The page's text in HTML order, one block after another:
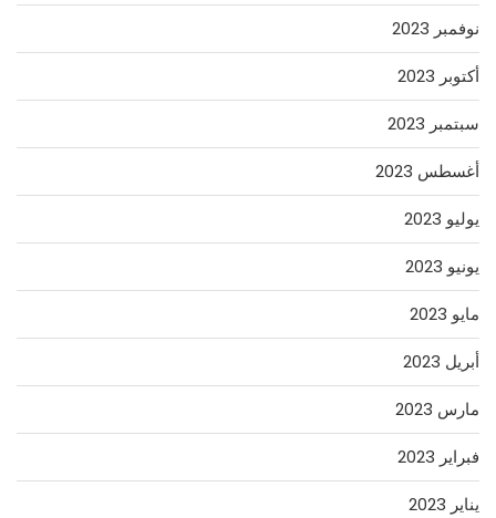
نوفمبر 2023
أكتوبر 2023
سبتمبر 2023
أغسطس 2023
يوليو 2023
يونيو 2023
مايو 2023
أبريل 2023
مارس 2023
فبراير 2023
يناير 2023